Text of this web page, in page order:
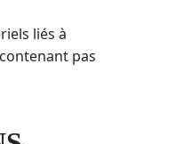
liés à
pas